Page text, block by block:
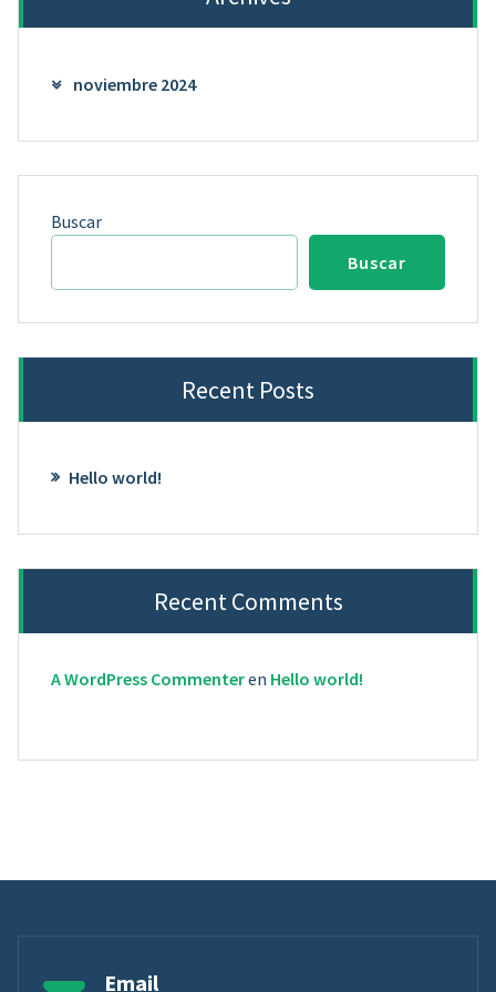
noviembre 2024
Buscar
Buscar
Recent Posts
Hello world!
Recent Comments
A WordPress Commenteren Hello world!
Email